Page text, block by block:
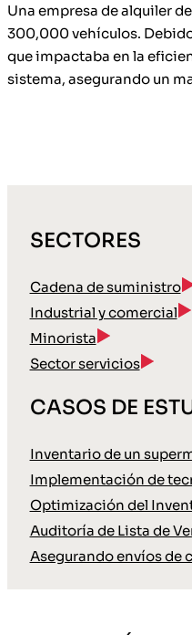
Una empresa de alquiler
300,000 vehículos.
que impactaba en la
sistema, asegurando un
SECTORES
Cadena de suministro
Industrial y comercial
Minorista
Sector servicios
CASOS DE
Inventario de un
Implementación de
Optimización del
Auditoría de Lista de
Asegurando envíos de